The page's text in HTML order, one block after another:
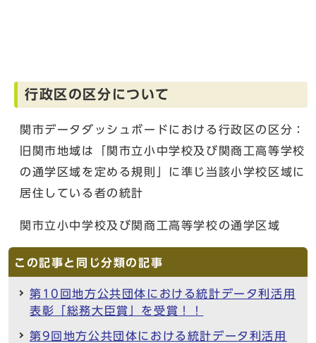
行政区の区分について
関市データダッシュボードにおける行政区の区分：
旧関市地域は「関市立小中学校及び関商工高等学校
の通学区域を定める規則」に準じ当該小学校区域に
居住している者の統計
関市立小中学校及び関商工高等学校の通学区域
この記事と同じ分類の記事
第10回地方公共団体における統計データ利活用
表彰「総務大臣賞」を受賞！！
第9回地方公共団体における統計データ利活用